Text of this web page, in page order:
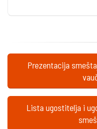
Prezentacija
Lista ugostitelja i